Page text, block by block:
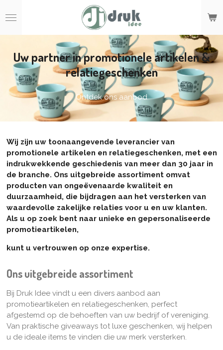
direct
hoofdinhoud
Uw partner in promotionele artikelen &
relatiegeschenken
Ontdek ons aanbod
Wij zijn uw toonaangevende leverancier van
promotionele artikelen en relatiegeschenken, met een
indrukwekkende geschiedenis van meer dan 30 jaar in
de branche. Ons uitgebreide assortiment omvat
producten van ongeëvenaarde kwaliteit en
duurzaamheid, die bijdragen aan het versterken van
waardevolle zakelijke relaties voor u en uw klanten.
Als u op zoek bent naar unieke en gepersonaliseerde
promotieartikelen,
kunt u vertrouwen op onze expertise.
Ons uitgebreide assortiment
Bij Druk Idee vindt u een divers aanbod aan
promotieartikelen en relatiegeschenken, perfect
afgestemd op de behoeften van uw bedrijf of vereniging.
Van praktische giveaways tot luxe geschenken, wij helpen
u de ideale items te vinden die uw merk versterken.